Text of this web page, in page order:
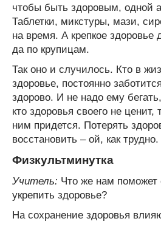
чтобы быть здоровым, одной
Таблетки, микстуры, мази,
на время. А крепкое здоровье
да по крупицам.
Так оно и случилось. Кто в
здоровье, постоянно
здорово. И не надо ему
кто здоровья своего не ценит,
ним придется. Потерять
восстановить – ой, как трудно.
Физкультминутка
Учитель: Что же нам поможет
укрепить здоровье?
На сохранение здоровья